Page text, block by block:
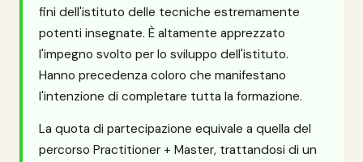
fini dell'istituto delle tecniche estremamente
potenti insegnate. È altamente apprezzato
l'impegno svolto per lo sviluppo dell'istituto.
Hanno precedenza coloro che manifestano
l'intenzione di completare tutta la formazione.
La quota di partecipazione equivale a quella del
percorso Practitioner + Master, trattandosi di un